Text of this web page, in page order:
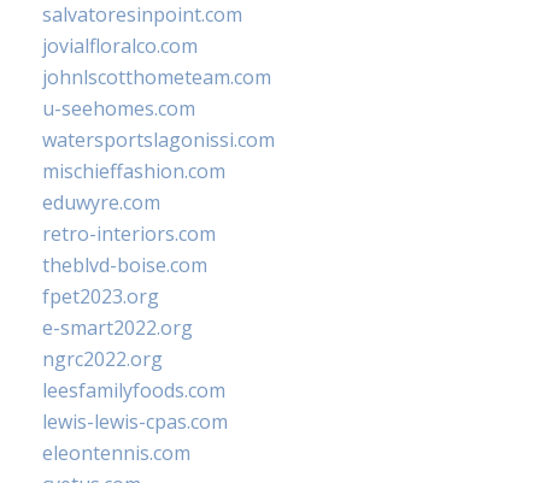
salvatoresinpoint.com
jovialfloralco.com
johnlscotthometeam.com
u-seehomes.com
watersportslagonissi.com
mischieffashion.com
eduwyre.com
retro-interiors.com
theblvd-boise.com
fpet2023.org
e-smart2022.org
ngrc2022.org
leesfamilyfoods.com
lewis-lewis-cpas.com
eleontennis.com